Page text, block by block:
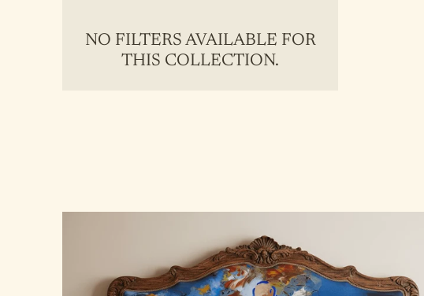
NO FILTERS AVAILABLE FOR
THIS COLLECTION.